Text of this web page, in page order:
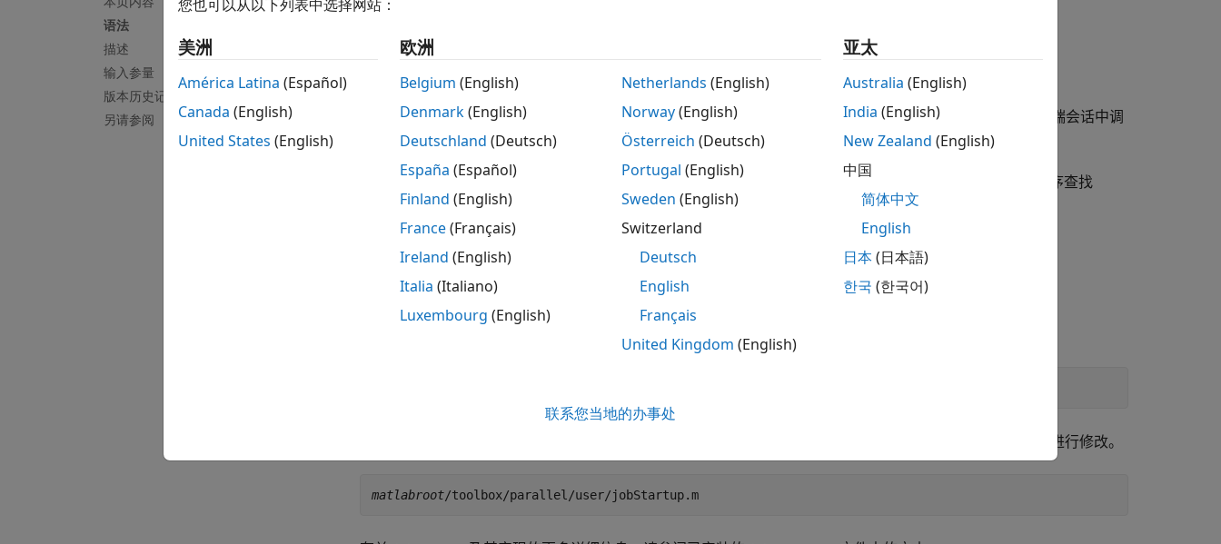
语法
描述
输入参量
版本历史记录
另请参阅
语法
jobStartup(job)
说明
当工作单元第一次评估某项特定作业的任务时，jobStartup(
会自动在工作单元身上运行。您不能从客户端会话中调
用此函数，也不能明确地将其作为任务函数的一部分。
为了定义工作单元上的作业初始化操作，将 MATLAB® 代码添加到 文件中。工作单元按以下顺序查找
jobStartup.m，并执行找到的第一个：
包含在作业的
在作业的AdditionalPaths 属性中包含的文件夹中。
在工作单元 MATLAB 安装中的以下位置：
文件的版本，请复制提供的文件并根据需要进行修改。
matlabroot
您也可以从以下列表中选择网站：
美洲
América Latina (Español)
Canada (English)
United States (English)
欧洲
Belgium (English)
Denmark(English)
Deutschland (Deutsch)
España (Español)
Finland (English)
France(Français)
Ireland (English)
Italia (Italiano)
Luxembourg (English)
Netherlands (English)
Norway(English)
Österreich (Deutsch)
Portugal (English)
Sweden (English)
Switzerland
Deutsch
English
Français
United Kingdom (English)
亚太
Australia (English)
India (English)
New Zealand (English)
中国
简体中文
English
日本(日本語)
한국 (한국어)
联系您当地的办事处